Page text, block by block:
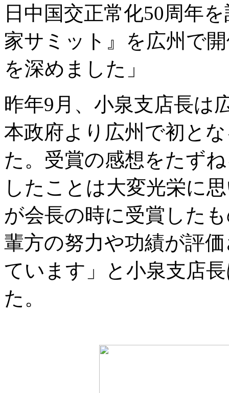
日中国交正常化50周年
家サミット』を広州で
を深めました」
昨年9月、小泉支店長は
本政府より広州で初と
た。受賞の感想をたず
したことは大変光栄に
が会長の時に受賞した
輩方の努力や功績が評
ています」と小泉支店
た。